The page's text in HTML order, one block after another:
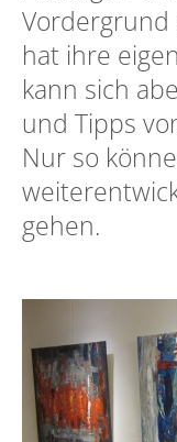
Vordergrund
hat ihre
kann sich
und Tipps
Nur so
gehen.